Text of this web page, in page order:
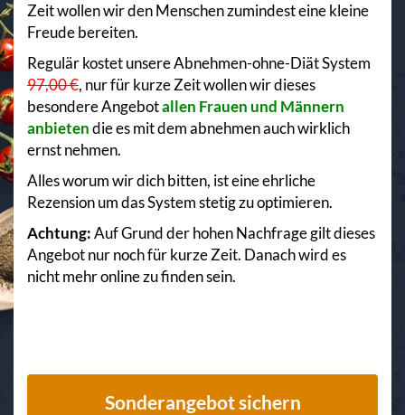
Zeit wollen wir den Menschen zumindest eine kleine
Freude bereiten.
Regulär kostet unsere Abnehmen-ohne-Diät System
97,00 €, nur für kurze Zeit wollen wir dieses
besondere Angebotallen Frauen und Männern
anbietendie es mit dem abnehmen auch wirklich
ernst nehmen.
Alles worum wir dich bitten, ist eine ehrliche
Rezension um das System stetig zu optimieren.
Achtung:Auf Grund der hohen Nachfrage gilt dieses
Angebot nur noch für kurze Zeit. Danach wird es
nicht mehr online zu finden sein.
Sonderangebot sichern